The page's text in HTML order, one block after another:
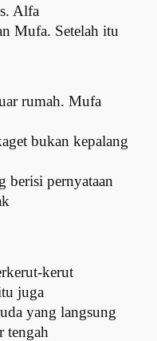
Alfa
Mufa. Setelah itu
rumah. Mufa
bukan kepalang
berisi pernyataan
kerut
juga
yang langsung
tengah